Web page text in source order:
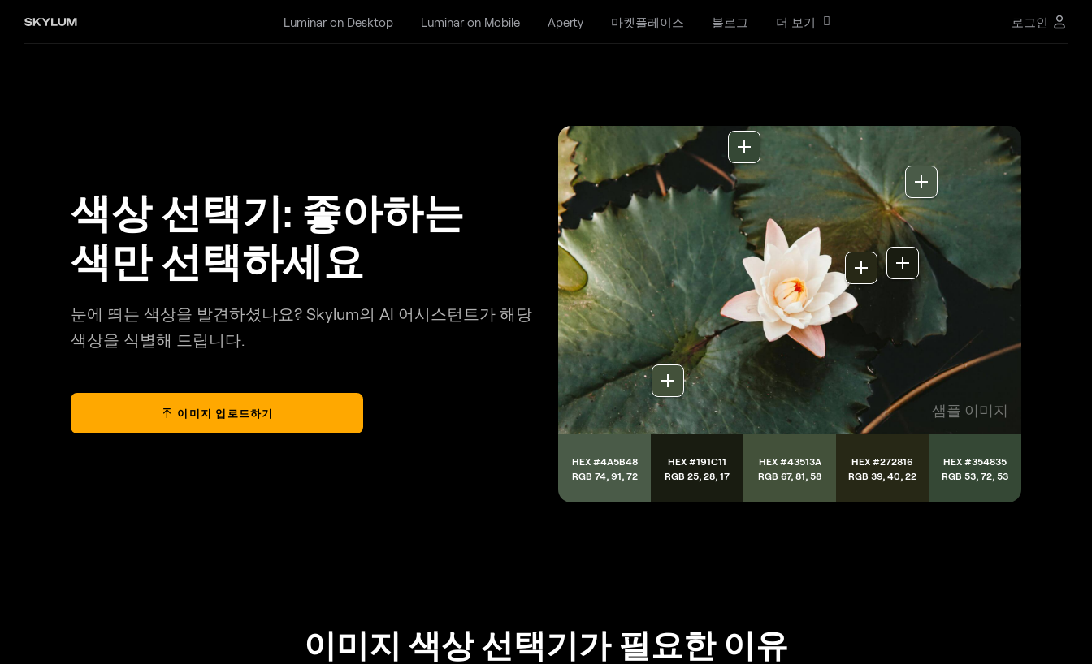
Luminar on Desktop Luminar on Mobile Aperty 마켓플레이스 블로그 더 보기 로그인
색상 선택기: 좋아하는
색만 선택하세요
눈에 띄는 색상을 발견하셨나요? Skylum의 AI 어시스턴트가 해당
색상을 식별해 드립니다.
이미지 업로드하기 샘플 이미지
HEX #4A5B48
RGB 74, 91, 72
HEX #191C11
RGB 25, 28, 17
HEX #43513A
RGB 67, 81, 58
HEX #272816
RGB 39, 40, 22
HEX #354835
RGB 53, 72, 53
이미지 색상 선택기가 필요한 이유